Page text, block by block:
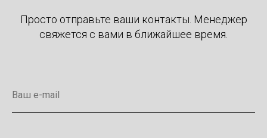
Просто отправьте ваши контакты. Менеджер
свяжется с вами в ближайшее время.